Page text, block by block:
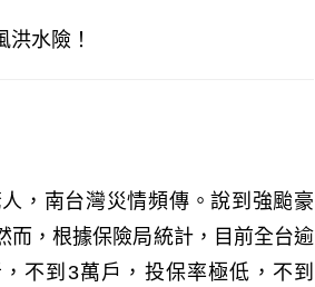
水險！
，南台灣災情頻傳。說到強颱豪
而，根據保險局統計，目前全台逾
不到3萬戶，投保率極低，不到